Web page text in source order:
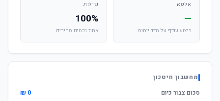
אלפא
—
ביצוע עודף על מדד ייחוס
נזילות
100%
אחוז נכסים סחירים
מחשבון חיסכון
סכום צבור כיום
0 ₪